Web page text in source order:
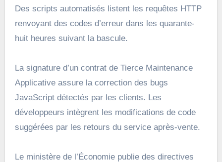
Des scripts automatisés listent les requêtes HTTP
renvoyant des codes d’erreur dans les quarante-
huit heures suivant la bascule.
La signature d’un contrat de Tierce Maintenance
Applicative assure la correction des bugs
JavaScript détectés par les clients. Les
développeurs intègrent les modifications de code
suggérées par les retours du service après-vente.
Le ministère de l’Économie publie des directives